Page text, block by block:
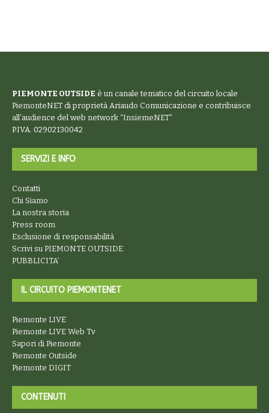
PIEMONTE OUTSIDE è un canale tematico del circuito locale
PiemonteNET di proprietà Ariaudo Comunicazione e contribuisce
all’audience del web network “InsiemeNET”
P.IVA. 02902130042
SERVIZI E INFO
Contatti
Chi Siamo
La nostra storia
Press room
Esclusione di responsabilità
Scrivi su PIEMONTE OUTSIDE
PUBBLICITA’
IL CIRCUITO PIEMONTENET
Piemonte LIVE
Piemonte LIVE Web Tv
Sapori di Piemonte
Piemonte Outside
Piemonte DIGIT
CONTENUTI